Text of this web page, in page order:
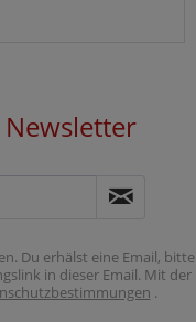
Du erhälst eine Email, bitte
in dieser Email. Mit der
.